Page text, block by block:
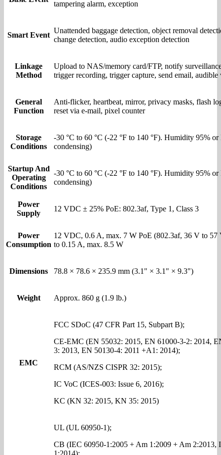
tampering alarm, exception
Smart Event
Unattended baggage detection, object removal
change detection, audio exception detection
Linkage
Method
Upload to NAS/memory card/FTP, notify
trigger recording, trigger capture, send email, audible
General
Function
Anti-flicker, heartbeat, mirror, privacy masks, flash
reset via e-mail, pixel counter
Storage
Conditions
-30 °C to 60 °C (-22 °F to 140 °F). Humidity 95% or
condensing)
Startup And
Operating
Conditions
-30 °C to 60 °C (-22 °F to 140 °F). Humidity 95% or
condensing)
Power
Supply
12 VDC ± 25% PoE: 802.3af, Type 1, Class 3
Power
Consumption
12 VDC, 0.6 A, max. 7 W PoE (802.3af, 36 V to 57
to 0.15 A, max. 8.5 W
Dimensions 78.8 × 78.6 × 235.9 mm (3.1" × 3.1" × 9.3")
Weight Approx. 860 g (1.9 lb.)
EMC
FCC SDoC (47 CFR Part 15, Subpart B);
CE-EMC (EN 55032: 2015, EN 61000-3-2: 2014,
3: 2013, EN 50130-4: 2011 +A1: 2014);
RCM (AS/NZS CISPR 32: 2015);
IC VoC (ICES-003: Issue 6, 2016);
KC (KN 32: 2015, KN 35: 2015)
UL (UL 60950-1);
CB (IEC 60950-1:2005 + Am 1:2009 + Am 2:2013,
1:2014);